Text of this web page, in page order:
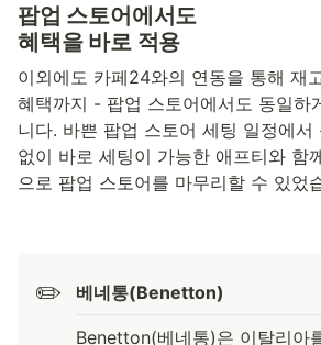
팝업 스토어에서도
혜택을 바로 적용
이외에도 카페24와의 연동을 통해 재
혜택까지 - 팝업 스토어에서도 동일하
니다. 바쁜 팝업 스토어 세팅 일정에서
없이 바로 세팅이 가능한 애프티와 함
으로 팝업 스토어를 마무리할 수 있었
✏️ 베네통(Benetton)
Benetton(베네통)은 이탈리아